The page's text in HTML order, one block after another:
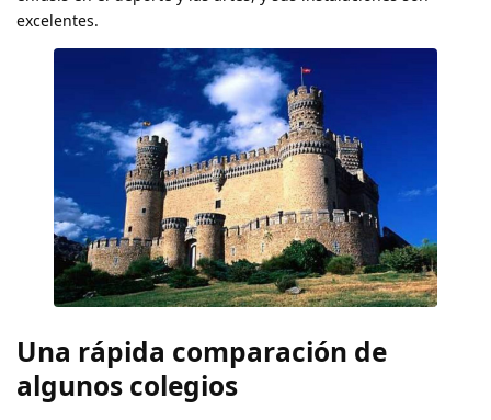
excelentes.
Una rápida comparación de
algunos colegios